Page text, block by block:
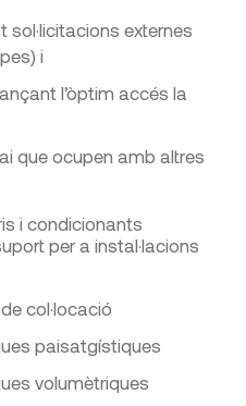
externes
i
l’òptim accés la
que ocupen amb altres
i condicionants
per a instal·lacions
col·locació
paisatgístiques
volumètriques